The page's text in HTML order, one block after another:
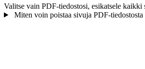
Valitse vain PDF-tiedostosi, esikatsele
Miten voin poistaa sivuja PDF-